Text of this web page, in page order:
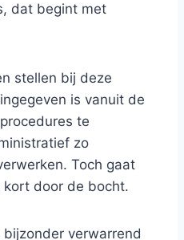
dat begint met
stellen bij deze
is vanuit de
te
zo
Toch gaat
kort door de bocht.
verwarrend